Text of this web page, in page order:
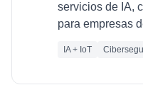
servicios de IA,
para empresas
IA + IoT